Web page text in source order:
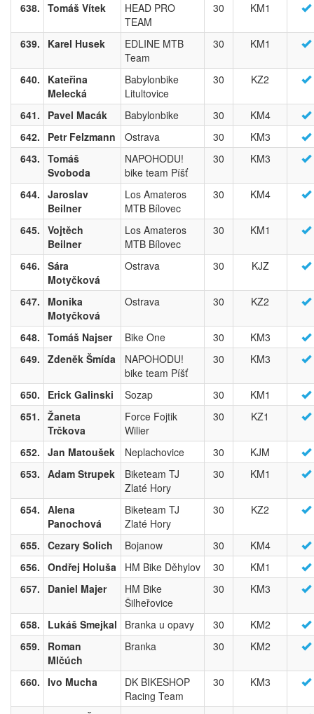
638. Tomáš Vítek
HEAD PRO
TEAM
30 KM1
639. Karel Husek
EDLINE MTB
Team
30 KM1
640.
Kateřina
Melecká
Babylonbike
Litultovice
30 KZ2
641. Pavel Macák Babylonbike 30
KM4
642.
Petr Felzmann Ostrava 30
KM3
643. Tomáš
Svoboda
NAPOHODU!
bike team Píšť
30 KM3
644. Jaroslav
Beilner
Los Amateros
MTB Bílovec
30 KM4
645. Vojtěch
Beilner
Los Amateros
MTB Bílovec
30 KM1
646. Sára
Motyčková
Ostrava 30 KJZ
647.
Monika
Motyčková
Ostrava 30 KZ2
648. Tomáš Najser Bike One 30
KM3
649. Zdeněk Šmída
NAPOHODU!
bike team Píšť
30 KM3
650. Erick Galinski Sozap 30
KM1
651. Žaneta
Trčkova
Force Fojtik
Wilier
30 KZ1
652. Jan Matoušek Neplachovice 30
KJM
653. Adam Strupek
Biketeam TJ
Zlaté Hory
30 KM1
654. Alena
Panochová
Biketeam TJ
Zlaté Hory
30 KZ2
655. Cezary Solich Bojanow 30
KM4
656. Ondřej Holuša HM Bike Děhylov 30
KM1
657.
Daniel Majer
HM Bike
Šilheřovice
30 KM3
658. Lukáš Smejkal Branka u opavy 30
KM2
659.
Roman
Mlčúch
Branka 30 KM2
660. Ivo Mucha
DK BIKESHOP
Racing Team
30 KM3